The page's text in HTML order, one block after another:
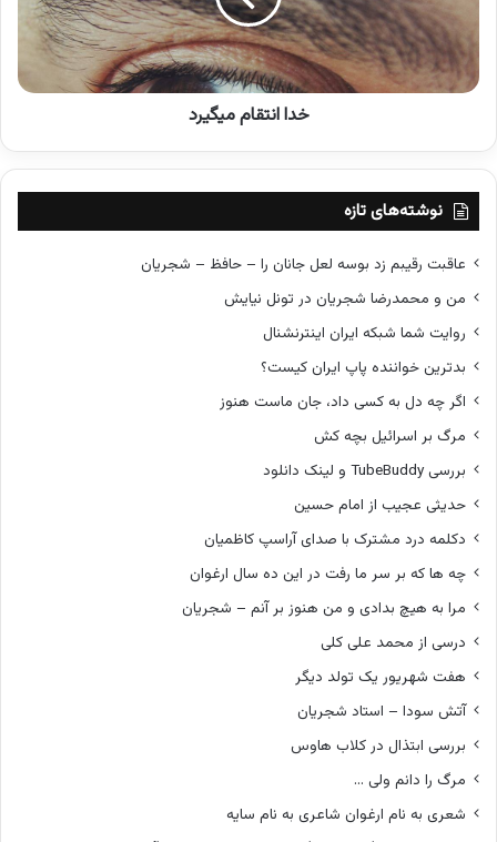
ق
م
د
خدا انتقام میگیرد
نوشته‌های تازه
عاقبت رقیبم زد بوسه لعل جانان را – حافظ – شجریان
من و محمدرضا شجریان در تونل نیایش
روایت شما شبکه ایران اینترنشنال
بدترین خواننده پاپ ایران کیست؟
اگر چه دل به کسی داد، جان ماست هنوز
مرگ بر اسرائیل بچه کش
بررسی TubeBuddy و لینک دانلود
حدیثی عجیب از امام حسین
دکلمه درد مشترک با صدای آراسپ کاظمیان
چه ها که بر سر ما رفت در این ده سال ارغوان
مرا به هیچ بدادی و من هنوز بر آنم – شجریان
درسی از محمد علی کلی
هفت شهریور یک تولد دیگر
آتش سودا – استاد شجریان
بررسی ابتذال در کلاب هاوس
مرگ را دانم ولی …
شعری به نام ارغوان شاعری به نام سایه